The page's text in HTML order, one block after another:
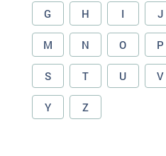
G H I J
M N O P
S T U V
Y Z